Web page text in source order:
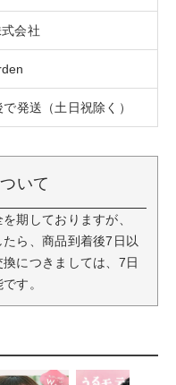
会社
発送（土日祝除く）
いて
期しておりますが、
ら、商品到着後7日以
につきましては、7日
す。